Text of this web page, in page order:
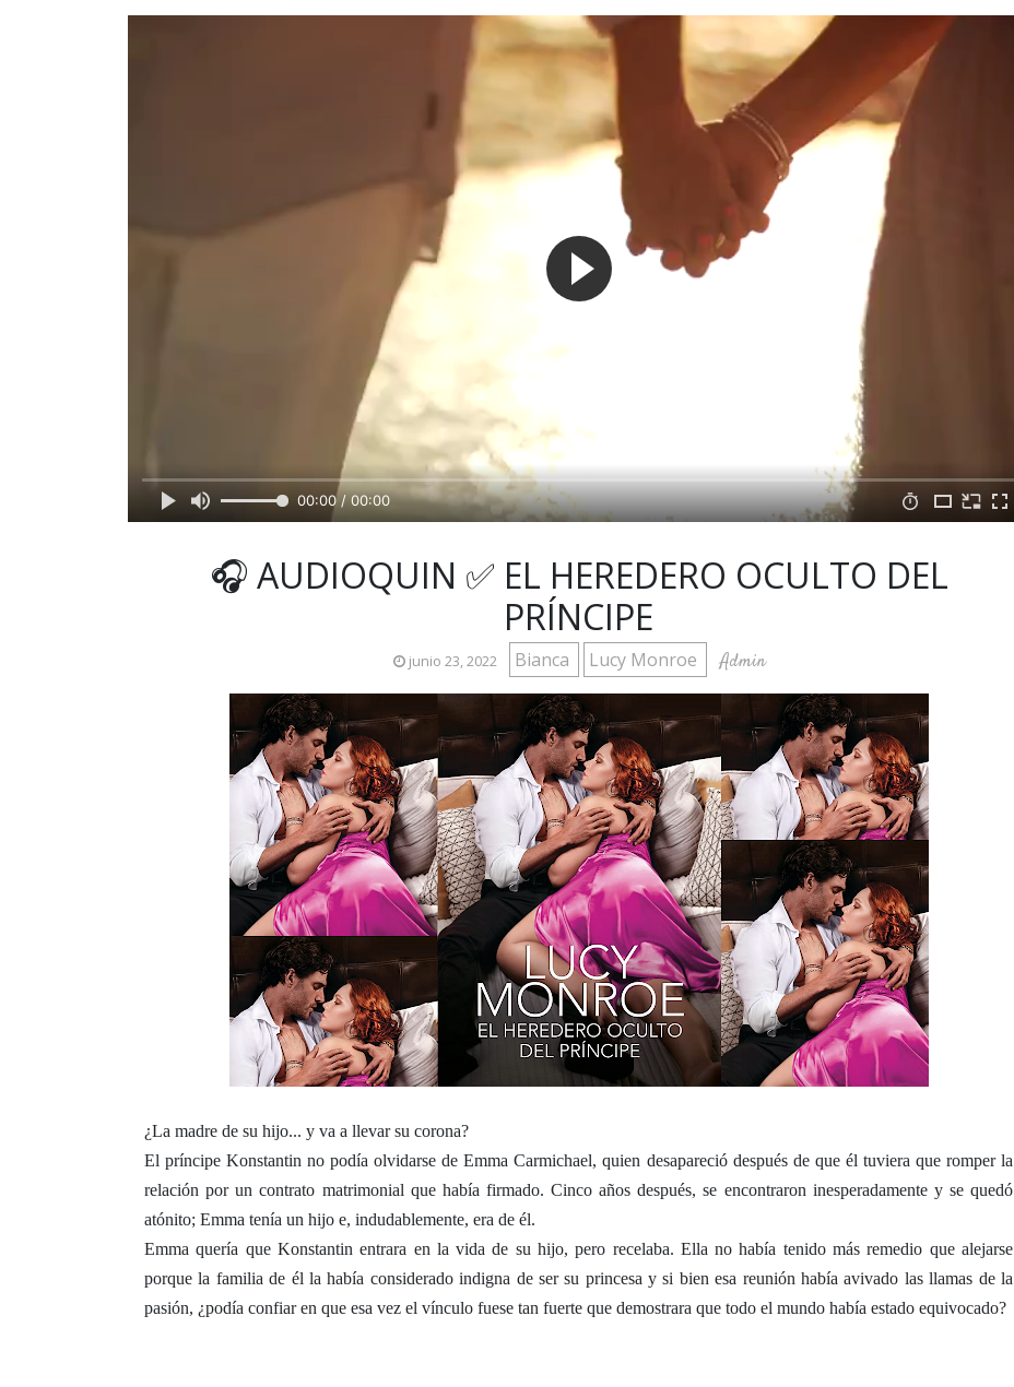
00:00 / 00:00
🎧 AUDIOQUIN ✅ EL HEREDERO OCULTO DEL
PRÍNCIPE
junio 23, 2022 Bianca Lucy Monroe Admin
¿La madre de su hijo... y va a llevar su corona?
El príncipe Konstantin no podía olvidarse de Emma Carmichael, quien desapareció después de que él tuviera que romper la
relación por un contrato matrimonial que había firmado. Cinco años después, se encontraron inesperadamente y se quedó
atónito; Emma tenía un hijo e, indudablemente, era de él.
Emma quería que Konstantin entrara en la vida de su hijo, pero recelaba. Ella no había tenido más remedio que alejarse
porque la familia de él la había considerado indigna de ser su princesa y si bien esa reunión había avivado las llamas de la
pasión, ¿podía confiar en que esa vez el vínculo fuese tan fuerte que demostrara que todo el mundo había estado equivocado?